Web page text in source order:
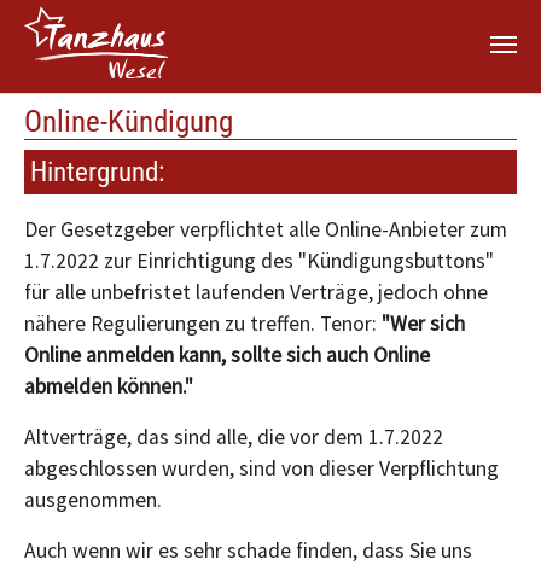
Zum Hauptinhalt springen
Online-Kündigung
Hintergrund:
Der Gesetzgeber verpflichtet alle Online-Anbieter zum
1.7.2022 zur Einrichtigung des "Kündigungsbuttons"
für alle unbefristet laufenden Verträge, jedoch ohne
nähere Regulierungen zu treffen. Tenor: "Wer sich
Online anmelden kann, sollte sich auch Online
abmelden können."
Altverträge, das sind alle, die vor dem 1.7.2022
abgeschlossen wurden, sind von dieser Verpflichtung
ausgenommen.
Auch wenn wir es sehr schade finden, dass Sie uns